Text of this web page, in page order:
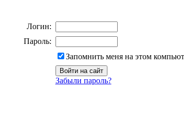
Логин:
Пароль:
Запомнить меня на этом
Забыли пароль?